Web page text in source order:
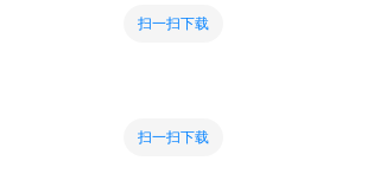
扫一扫下载
扫一扫下载